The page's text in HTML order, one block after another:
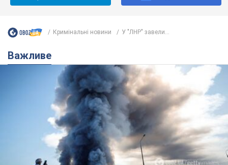
Кримінальні новини У "ЛНР" завели...
Важливе